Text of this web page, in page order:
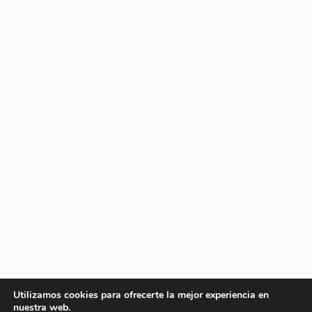
Utilizamos cookies para ofrecerte la mejor experiencia en
nuestra web.